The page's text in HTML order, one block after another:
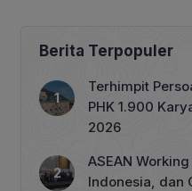
transisi ke energi bersih.
konkret PHE untuk
kemandirian energi nasional
dengan meningkatkan kinerja
upaya eksplorasi hingga
dalam proses bisnis
bidang […]
Berita Terpopuler
Terhimpit
PHK 1.900
2026
ASEAN
Indonesia, dan